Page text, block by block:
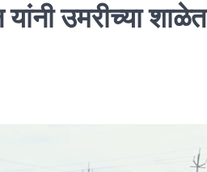
यांनी उमरीच्या शाळेत